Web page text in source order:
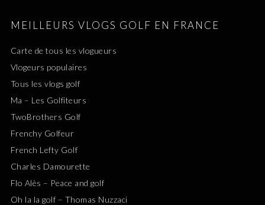
MEILLEURS VLOGS GOLF EN FRANCE
Carte de tous les vlogueurs
Vlogeurs populaires
Tous les vlogs golf
Ma – Les Golfiteurs
TwoBrothers Golf
Frenchy Golfeur
French Lefty Golf
Charles Damourette
Flo Alès – Peace and golf
Oh la la golf – Thomas Nuzzaci